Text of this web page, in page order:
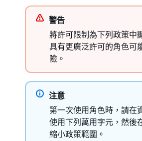
警告
將許可限制為下列政策中
具有更廣泛許可的角色可
險。
注意
第一次使用角色時，請在
使用下列萬用字元，然後
縮小政策範圍。